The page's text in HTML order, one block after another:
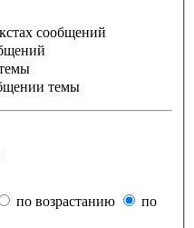
сообщений
темы
по возрастанию
по